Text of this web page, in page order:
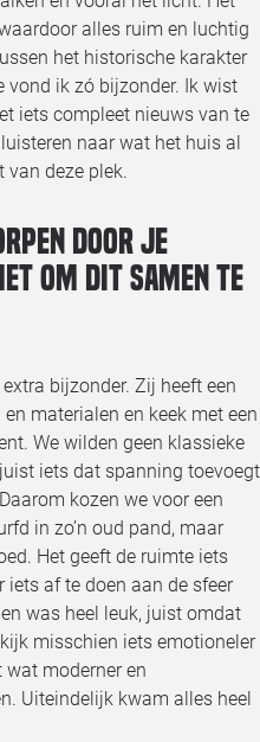
alles ruim en luchtig
het historische karakter
vond ik zó bijzonder. Ik wist
iets compleet nieuws van te
naar wat het huis al
deze plek.
door je
om dit samen te
bijzonder. Zij heeft een
materialen en keek met een
We wilden geen klassieke
iets dat spanning toevoegt
kozen we voor een
in zo’n oud pand, maar
Het geeft de ruimte iets
af te doen aan de sfeer
was heel leuk, juist omdat
misschien iets emotioneler
moderner en
Uiteindelijk kwam alles heel